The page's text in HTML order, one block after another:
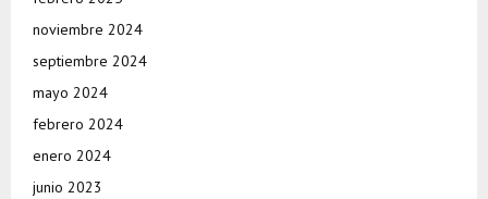
noviembre 2024
septiembre 2024
mayo 2024
febrero 2024
enero 2024
junio 2023